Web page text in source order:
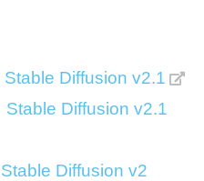
Stable Diffusion v2.1
Stable Diffusion v2.1
Stable Diffusion v2